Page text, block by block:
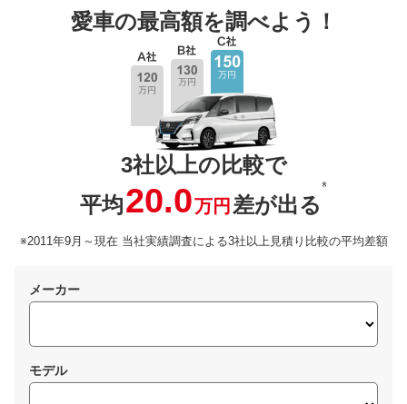
愛車の最高額を調べよう！
3社以上の比較で
平均20.0万円 差が出る
※
※2011年9月～現在 当社実績調査による3社以上見積り比較の平均差額
メーカー
モデル